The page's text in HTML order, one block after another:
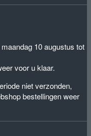
10 augustus tot
voor u klaar.
niet verzonden,
bestellingen weer